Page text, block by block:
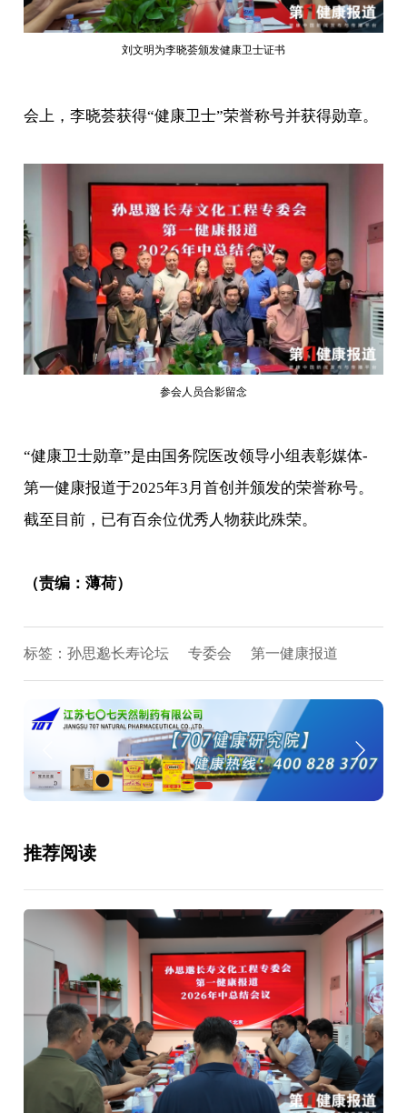
刘文明为李晓荟颁发健康卫士证书
会上，李晓荟获得“健康卫士”荣誉称号并获得勋章。
参会人员合影留念
“健康卫士勋章”是由国务院医改领导小组表彰媒体-
第一健康报道于2025年3月首创并颁发的荣誉称号。
截至目前，已有百余位优秀人物获此殊荣。
（责编：薄荷）
标签：孙思邈长寿论坛 专委会 第一健康报道
推荐阅读